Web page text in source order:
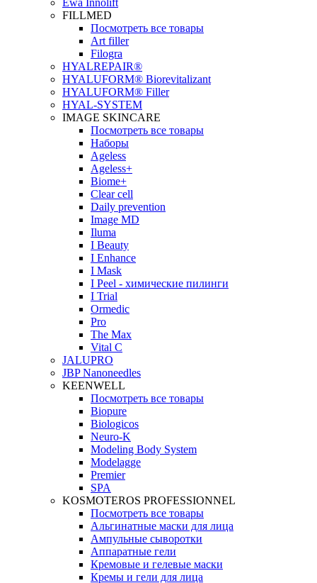
Ewa Innolift
FILLMED
Посмотреть все товары
Art filler
Filogra
НYALREPAIR®
HYALUFORM® Biorevitalizant
HYALUFORM® Filler
HYAL-SYSTEM
IMAGE SKINCARE
Посмотреть все товары
Наборы
Ageless
Ageless+
Biome+
Clear cell
Daily prevention
Image MD
Iluma
I Beauty
I Enhance
I Mask
I Peel - химические пилинги
I Trial
Ormedic
Pro
The Max
Vital C
JALUPRO
JBP Nanoneedles
KEENWELL
Посмотреть все товары
Biopure
Biologicos
Neuro‑K
Modeling Body System
Modelagge
Premier
SPA
KOSMOTEROS PROFESSIONNEL
Посмотреть все товары
Альгинатные маски для лица
Ампульные сыворотки
Аппаратные гели
Кремовые и гелевые маски
Кремы и гели для лица